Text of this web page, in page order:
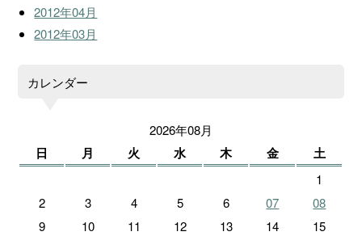
2012年04月
2012年03月
カレンダー
2026年08月
日 月 火 水 木 金 土
1
2
3 4 5 6 07
08
9
10 11 12 13 14
15